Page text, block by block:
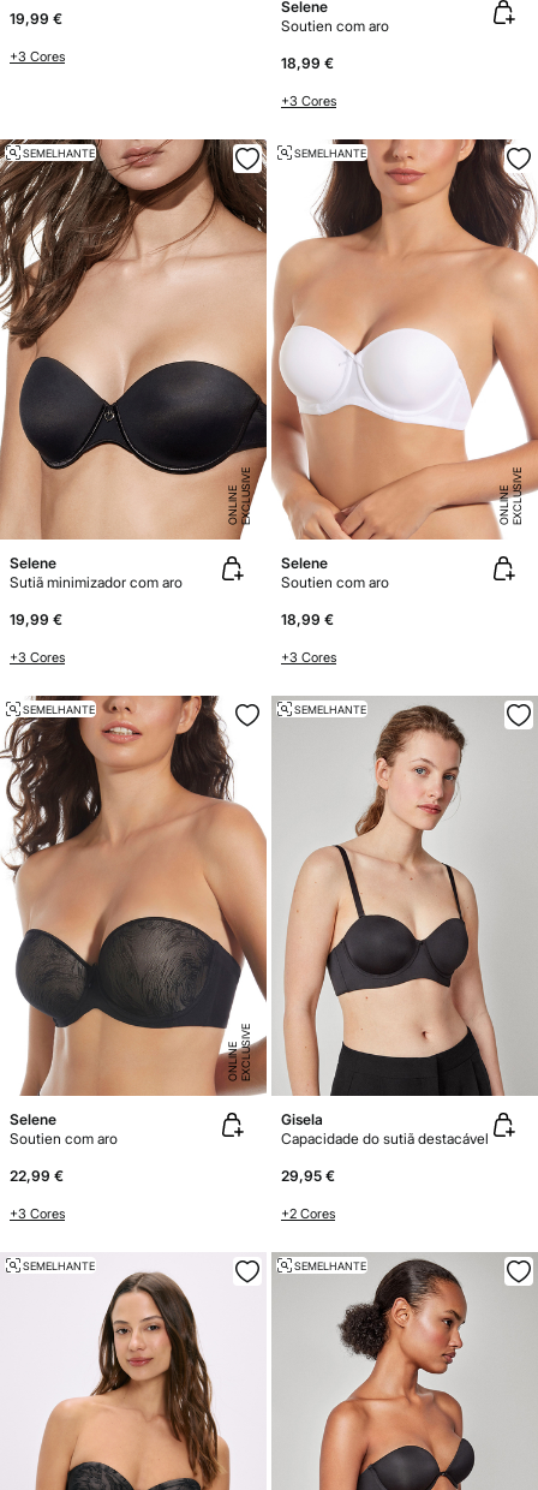
19,99 €
+3 Cores
Selene
Soutien com aro
18,99 €
+3 Cores
E
X
C
L
U
SI
V
E
O
N
LI
N
E
SEMELHANTE
Selene
Sutiã minimizador com aro
19,99 €
+3 Cores
E
X
C
L
U
SI
V
E
O
N
LI
N
E
SEMELHANTE
Selene
Soutien com aro
18,99 €
+3 Cores
E
X
C
L
U
SI
V
E
O
N
LI
N
E
SEMELHANTE
Selene
Soutien com aro
22,99 €
+3 Cores
SEMELHANTE
Gisela
Capacidade do sutiã destacável
29,95 €
+2 Cores
SEMELHANTE SEMELHANTE